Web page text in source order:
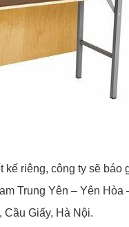
kế riêng, công ty sẽ báo
Trung Yên – Yên Hòa
Giấy, Hà Nội.